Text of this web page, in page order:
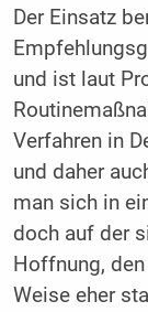
Der Einsatz
und ist laut
Verfahren in
und daher
man sich in
doch auf der
Hoffnung,
Weise eher